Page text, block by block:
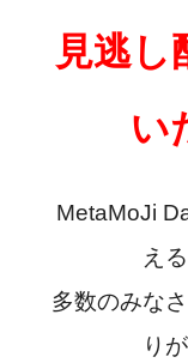
見逃し
い
MetaMoJi
え
多数のみな
り